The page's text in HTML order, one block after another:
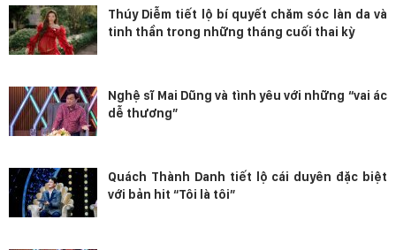
Thúy Diễm tiết lộ bí quyết chăm sóc làn da và
tinh thần trong những tháng cuối thai kỳ
Nghệ sĩ Mai Dũng và tình yêu với những “vai ác
dễ thương”
Quách Thành Danh tiết lộ cái duyên đặc biệt
với bản hit “Tôi là tôi”